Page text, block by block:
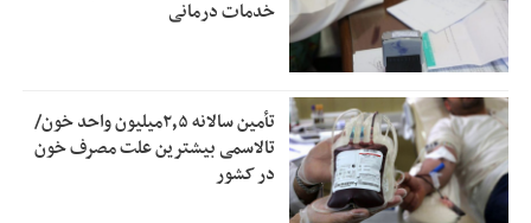
خدمات درمانی
تأمین سالانه ۲٫۵میلیون واحد خون/
تالاسمی بیشترین علت مصرف‌ خون
در کشور